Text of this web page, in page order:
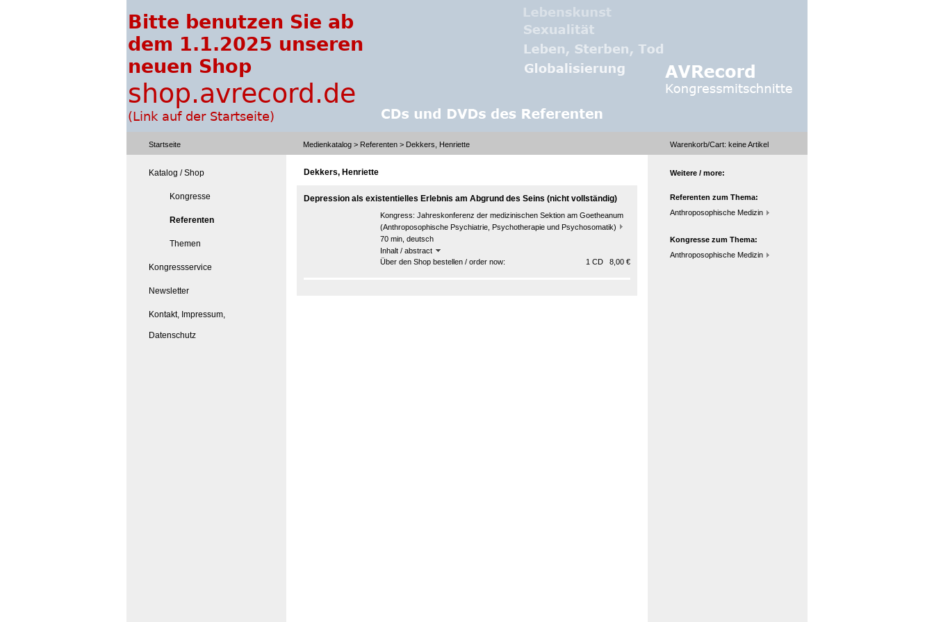
Startseite Medienkatalog > Referenten > Dekkers, Henriette Warenkorb/Cart: keineArtikel
Katalog / Shop
Kongresse
Referenten
Themen
Kongressservice
Newsletter
Kontakt, Impressum,
Datenschutz
Dekkers, Henriette
Depression als existentielles Erlebnis am Abgrund des Seins (nicht vollständig)
Kongress: Jahreskonferenz der medizinischen Sektion am Goetheanum
(Anthroposophische Psychiatrie, Psychotherapie und Psychosomatik)
70 min, deutsch
Inhalt / abstract
Über den Shop bestellen / order now:
1 CD 8,00 €
Weitere / more:
Referenten zum Thema:
Anthroposophische Medizin
Kongresse zum Thema:
Anthroposophische Medizin